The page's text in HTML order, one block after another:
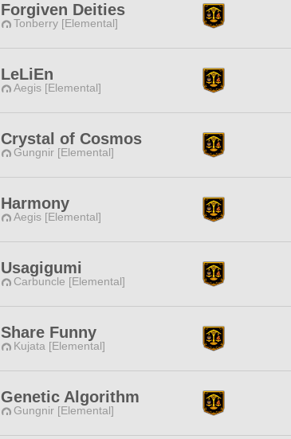
Forgiven Deities
Tonberry [Elemental]
LeLiEn
Aegis [Elemental]
Crystal of Cosmos
Gungnir [Elemental]
Harmony
Aegis [Elemental]
Usagigumi
Carbuncle [Elemental]
Share Funny
Kujata [Elemental]
Genetic Algorithm
Gungnir [Elemental]